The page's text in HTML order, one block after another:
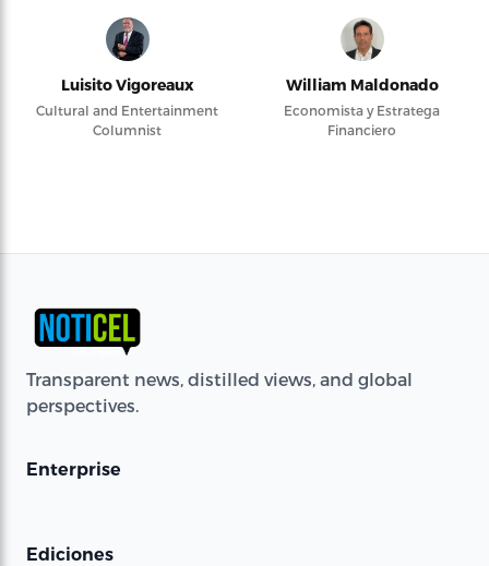
Luisito Vigoreaux
Cultural and Entertainment
Columnist
William Maldonado
Economista y Estratega
Financiero
Transparent news, distilled views, and global
perspectives.
Enterprise
Ediciones